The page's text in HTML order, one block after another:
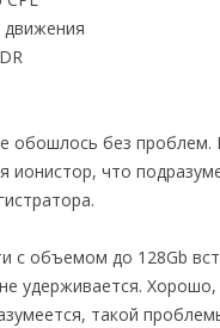
движения
обошлось без проблем.
ионистор, что
с объемом до 128Gb
удерживается.
такой